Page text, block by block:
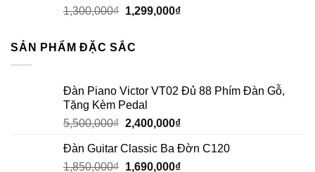
1,300,000₫ 1,299,000₫
SẢN PHẨM ĐẶC SẮC
Đàn Piano Victor VT02 Đủ 88 Phím Đàn Gỗ,
Tặng Kèm Pedal
5,500,000₫ 2,400,000₫
Đàn Guitar Classic Ba Đờn C120
1,850,000₫ 1,690,000₫